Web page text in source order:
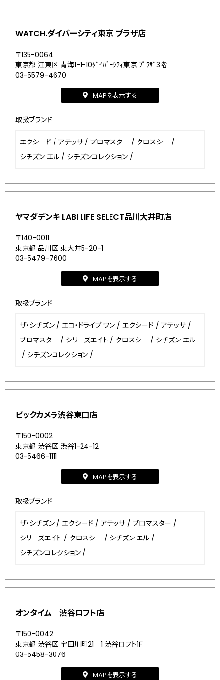
WATCH.ダイバーシティ東京 プラザ店
〒135-0064
東京都 江東区 青海1-1-10ﾀﾞｲﾊﾞｰｼﾃｨ東京 ﾌﾟﾗｻﾞ3階
03-5579-4670
MAPを表示する
取扱ブランド
エクシード / アテッサ / プロマスター / クロスシー /
シチズン エル / シチズンコレクション /
ヤマダデンキ LABI LIFE SELECT品川大井町店
〒140-0011
東京都 品川区 東大井5-20-1
03-5479-7600
MAPを表示する
取扱ブランド
ザ・シチズン / エコ・ドライブ ワン / エクシード / アテッサ /
プロマスター / シリーズエイト / クロスシー / シチズン エル
/ シチズンコレクション /
ビックカメラ渋谷東口店
〒150-0002
東京都 渋谷区 渋谷1-24-12
03-5466-1111
MAPを表示する
取扱ブランド
ザ・シチズン / エクシード / アテッサ / プロマスター /
シリーズエイト / クロスシー / シチズン エル /
シチズンコレクション /
オンタイム 渋谷ロフト店
〒150-0042
東京都 渋谷区 宇田川町21－1 渋谷ロフト1Ｆ
03-5458-3076
MAPを表示する